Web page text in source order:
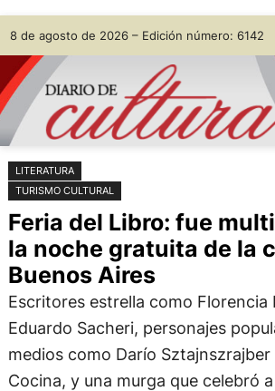
Saltar
al
contenido
Skip
to
content
8 de agosto de 2026 – Edición número: 6142
LITERATURA
TURISMO CULTURAL
Feria del Libro: fue
la noche gratuita de la
Buenos Aires
Escritores estrella como Florencia
Eduardo Sacheri, personajes
medios como Darío Sztajnszrajber
Cocina, y una murga que celebró